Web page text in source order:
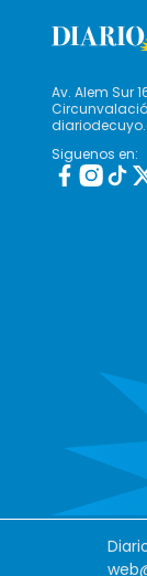
Av. Alem Sur
Siguenos en: